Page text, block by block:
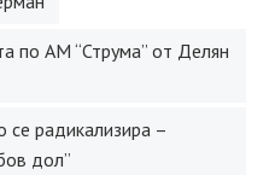
по АМ “Струма” от Делян
се радикализира –
дол”